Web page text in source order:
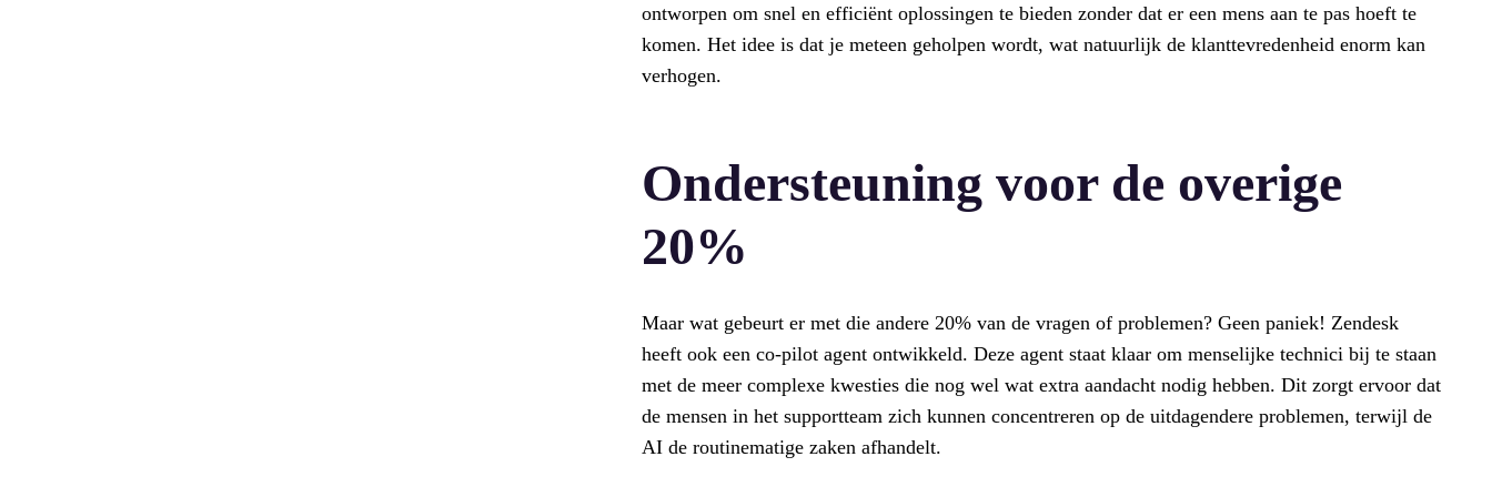
ontworpen om snel en efficiënt oplossingen te bieden zonder dat er een mens aan te pas hoeft te
komen. Het idee is dat je meteen geholpen wordt, wat natuurlijk de klanttevredenheid enorm kan
verhogen.
Ondersteuning voor de overige
20%
Maar wat gebeurt er met die andere 20% van de vragen of problemen? Geen paniek! Zendesk
heeft ook een co-pilot agent ontwikkeld. Deze agent staat klaar om menselijke technici bij te staan
met de meer complexe kwesties die nog wel wat extra aandacht nodig hebben. Dit zorgt ervoor dat
de mensen in het supportteam zich kunnen concentreren op de uitdagendere problemen, terwijl de
AI de routinematige zaken afhandelt.